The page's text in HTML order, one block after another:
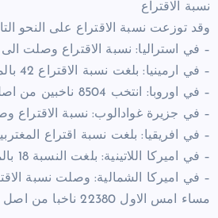
نسبة الاقتراع
وقد توزعت نسبة الاقتراع على النحو
– في استراليا: نسبة الاقتراع وصلت الى 58 بالمئة، مع انتخاب 6829 ناخبا.
– في ارمينيا: بلغت نسبة الاقتراع 42 بالمئة مع اقتراع 130 ناخبا من اصل 311.
– في اوروبا: انتخب 8504 ناخبين من اصل 24484 مسجلا ووصلت نسبة الاقتراع الى 42.90 بالمئة.
– في جزيرة غوادالوب: نسبة الاقتراع وصلت الى 32.20 بالمئة، اذ انتخب 89 من اصل
– في افريقيا: بلغت نسبة اقتراع المغتربين 52.10 بالمئة، مع انتخاب 3343
– في اميركا اللاتينية: بلغت النسبة 18 بالمئة، بحيث من اصل 5602 ناخبين مسجلين، اقترع 984 لبنانيا.
مساء امس الاول 22380 ناخبا من اصل 70355 ناخبا مسجلا، ومجموع نسبة الاقتراع تكون 31.81 بالمئة.